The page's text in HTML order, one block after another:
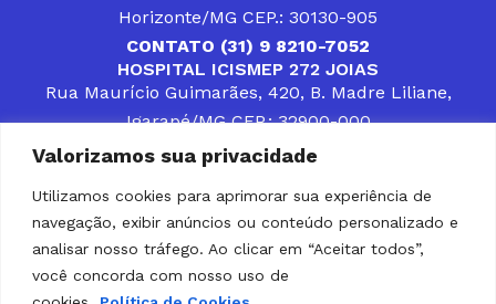
Valorizamos sua privacidade
Utilizamos cookies para aprimorar sua experiência de
navegação, exibir anúncios ou conteúdo personalizado e
analisar nosso tráfego. Ao clicar em “Aceitar todos”,
você concorda com nosso uso de
Horizonte/MG CEP.: 30130-905
CONTATO (31) 9 8210-7052
HOSPITAL ICISMEP 272 JOIAS
Rua Maurício Guimarães, 420, B. Madre Liliane,
Igarapé/MG CEP.: 32900-000
CONTATOS (31) 3512-4400 ou (31) 9 8309-8660
DESENVOLVER SOLUÇÕES, AÇÕES E SERVIÇOS
PÚBLICOS QUE COMPLEMENTEM A ASSISTÊNCIA À
POPULAÇÃO DA REGIÃO EM QUE ATUA, SENDO
PARCEIRO DOS MUNICÍPIOS CONSORCIADOS NA
SOLUÇÃO DE DIFICULDADES ENFRENTADAS POR
GESTORES MUNICIPAIS, É O COMPROMISSO DO
ICISMEP.